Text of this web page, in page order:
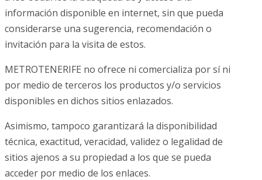
información disponible en internet, sin que pueda
considerarse una sugerencia, recomendación o
invitación para la visita de estos.
METROTENERIFE no ofrece ni comercializa por sí ni
por medio de terceros los productos y/o servicios
disponibles en dichos sitios enlazados.
Asimismo, tampoco garantizará la disponibilidad
técnica, exactitud, veracidad, validez o legalidad de
sitios ajenos a su propiedad a los que se pueda
acceder por medio de los enlaces.